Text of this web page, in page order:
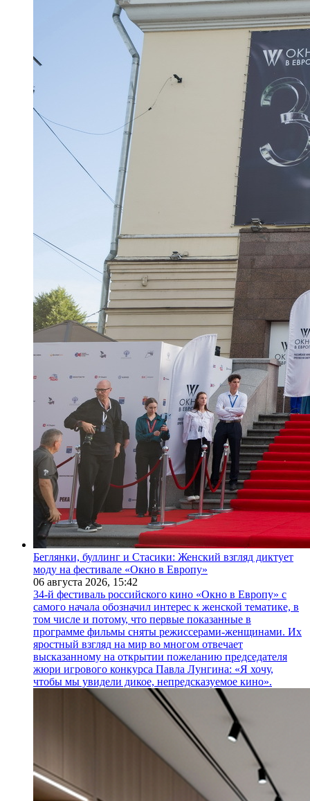
Беглянки, буллинг и Стасики: Женский взгляд диктует
моду на фестивале «Окно в Европу»
06 августа 2026, 15:42
34-й фестиваль российского кино «Окно в Европу» с
самого начала обозначил интерес к женской тематике, в
том числе и потому, что первые показанные в
программе фильмы сняты режиссерами-женщинами. Их
яростный взгляд на мир во многом отвечает
высказанному на открытии пожеланию председателя
жюри игрового конкурса Павла Лунгина: «Я хочу,
чтобы мы увидели дикое, непредсказуемое кино».